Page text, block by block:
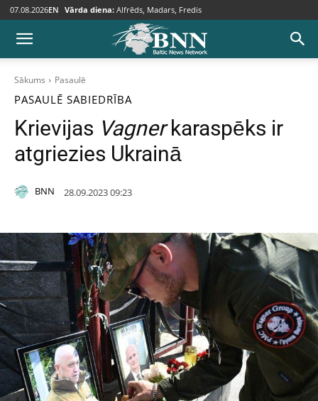
07.08.2026EN Vārda diena: Alfrēds, Madars, Fredis
Sākums Pasaulē
PASAULĒ SABIEDRĪBA
Krievijas Vagnerkaraspēks ir
atgriezies Ukrainā
BNN 28.09.2023 09:23